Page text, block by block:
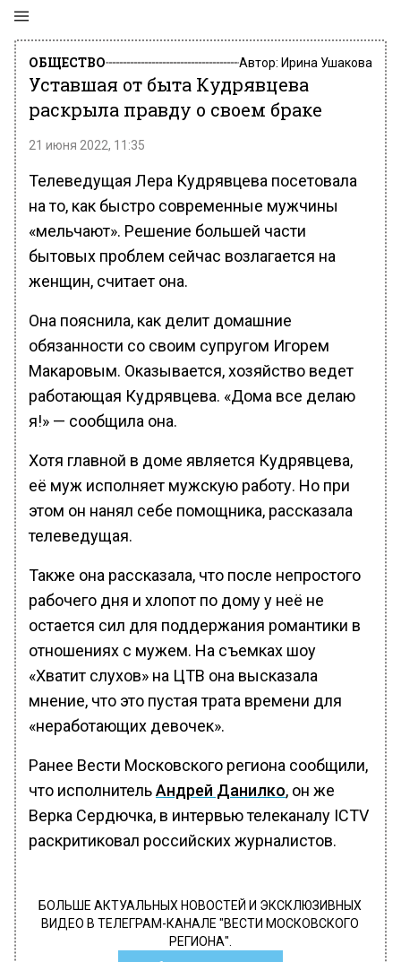
ОБЩЕСТВО Автор: Ирина Ушакова
Уставшая от быта Кудрявцева
раскрыла правду о своем браке
21 июня 2022, 11:35
Телеведущая Лера Кудрявцева посетовала
на то, как быстро современные мужчины
«мельчают». Решение большей части
бытовых проблем сейчас возлагается на
женщин, считает она.
Она пояснила, как делит домашние
обязанности со своим супругом Игорем
Макаровым. Оказывается, хозяйство ведет
работающая Кудрявцева. «Дома все делаю
я!» — сообщила она.
Хотя главной в доме является Кудрявцева,
её муж исполняет мужскую работу. Но при
этом он нанял себе помощника, рассказала
телеведущая.
Также она рассказала, что после непростого
рабочего дня и хлопот по дому у неё не
остается сил для поддержания романтики в
отношениях с мужем. На съемках шоу
«Хватит слухов» на ЦТВ она высказала
мнение, что это пустая трата времени для
«неработающих девочек».
Ранее Вести Московского региона сообщили,
что исполнительАндрей Данилко, он же
Верка Сердючка, в интервью телеканалу ICTV
раскритиковал российских журналистов.
БОЛЬШЕ АКТУАЛЬНЫХ НОВОСТЕЙ И ЭКСКЛЮЗИВНЫХ
ВИДЕО В ТЕЛЕГРАМ-КАНАЛЕ "ВЕСТИ МОСКОВСКОГО
РЕГИОНА".